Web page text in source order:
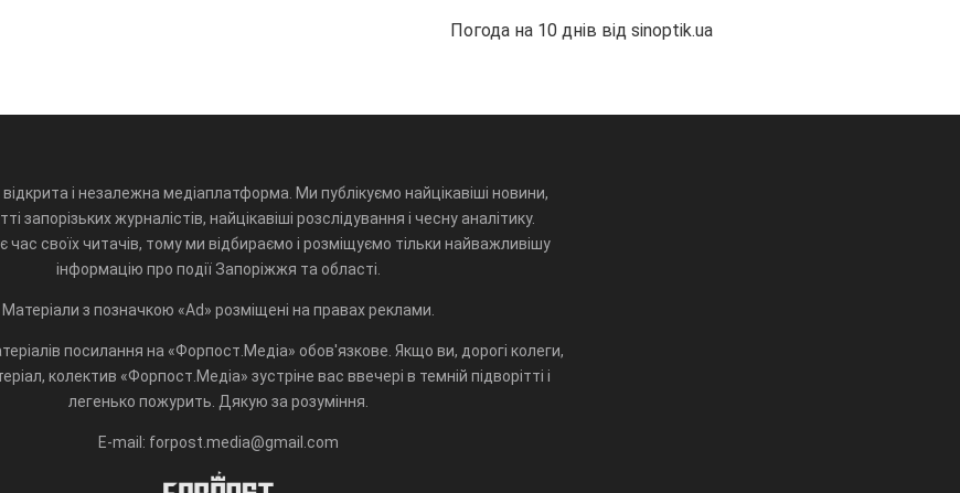
Погода на 10 днів від sinoptik.ua
і незалежна медіаплатформа. Ми публікуємо найцікавіші новини,
запорізьких журналістів, найцікавіші розслідування і чесну аналітику.
час своїх читачів, тому ми відбираємо і розміщуємо тільки найважливішу
інформацію про події Запоріжжя та області.
Матеріали з позначкою «Ad» розміщені на правах реклами.
посилання на «Форпост.Медіа» обов'язкове. Якщо ви, дорогі колеги,
колектив «Форпост.Медіа» зустріне вас ввечері в темній підворітті і
легенько пожурить. Дякую за розуміння.
E-mail: forpost.media@gmail.com